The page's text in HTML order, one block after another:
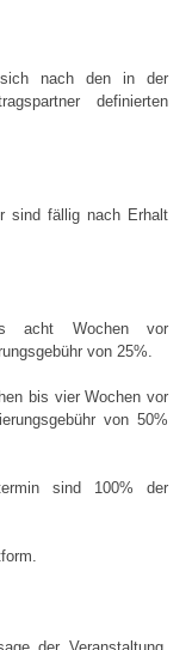
sich nach den in der
definierten
sind fällig nach Erhalt
acht Wochen vor
von 25%.
bis vier Wochen vor
von 50%
sind 100% der